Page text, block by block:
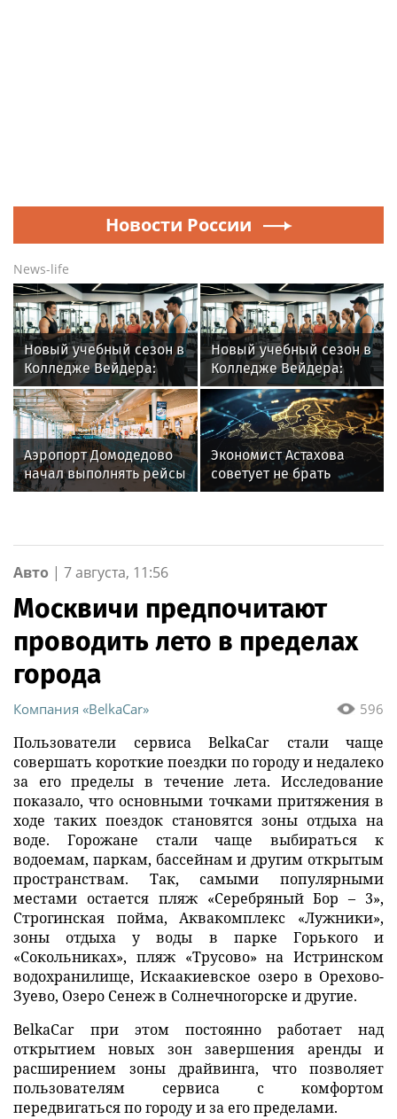
Новости России
News-life
Новый учебный сезон в
Колледже Вейдера:
стартовали очные
программы подготовки
фитнес-тренеров и
специалистов
индустрии здоровья
Новый учебный сезон в
Колледже Вейдера:
стартовали очные
программы подготовки
фитнес-тренеров и
специалистов
индустрии здоровья
Аэропорт Домодедово
начал выполнять рейсы
по согласованию
Экономист Астахова
советует не брать
кредит на отпуск
Авто | 7 августа, 11:56
Москвичи предпочитают
проводить лето в пределах
города
596
Компания «BelkaCar»
Пользователи сервиса BelkaCar стали чаще
совершать короткие поездки по городу и недалеко
за его пределы в течение лета. Исследование
показало, что основными точками притяжения в
ходе таких поездок становятся зоны отдыха на
воде. Горожане стали чаще выбираться к
водоемам, паркам, бассейнам и другим открытым
пространствам. Так, самыми популярными
местами остается пляж «Серебряный Бор – 3»,
Строгинская пойма, Аквакомплекс «Лужники»,
зоны отдыха у воды в парке Горького и
«Сокольниках», пляж «Трусово» на Истринском
водохранилище, Искаакиевское озеро в Орехово-
Зуево, Озеро Сенеж в Солнечногорске и другие.
BelkaCar при этом постоянно работает над
открытием новых зон завершения аренды и
расширением зоны драйвинга, что позволяет
пользователям сервиса с комфортом
передвигаться по городу и за его пределами.